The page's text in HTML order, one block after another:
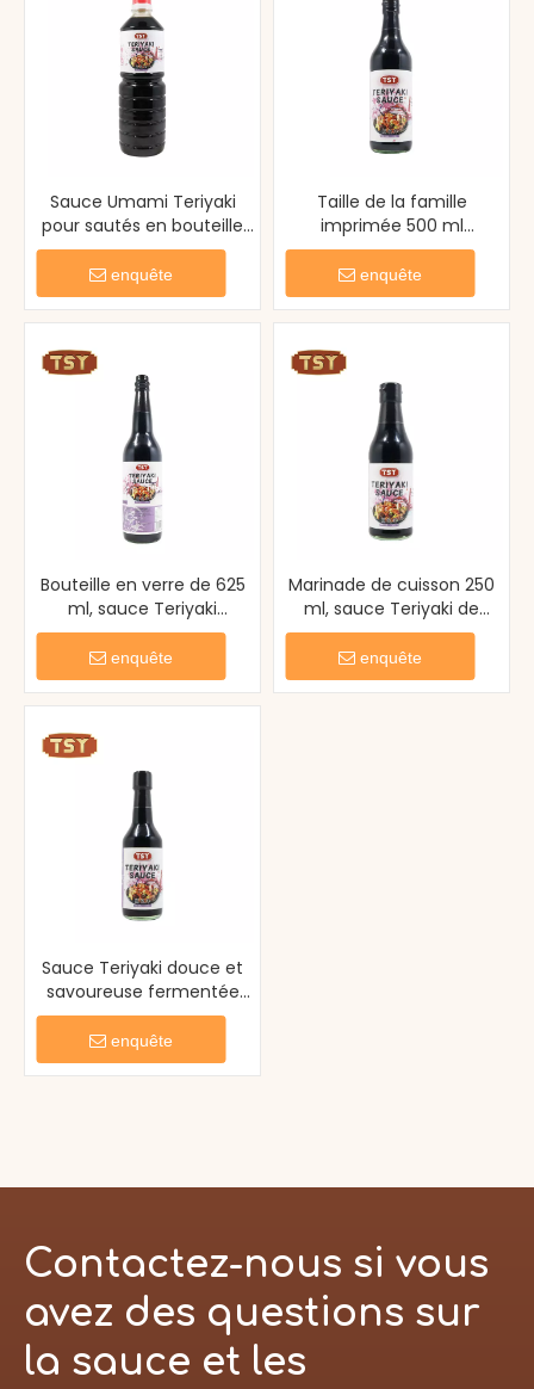
Sauce Umami Teriyaki
pour sautés en bouteille
en plastique de 1 L pour
poulet
enquête
Taille de la famille
imprimée 500 ml
personnalisée Sauce
tériyaki salée abordable
pour le poisson
enquête
Bouteille en verre de 625
ml, sauce Teriyaki
japonaise authentique
pour sauté
enquête
Marinade de cuisson 250
ml, sauce Teriyaki de
qualité supérieure pour la
cuisine japonaise
enquête
Sauce Teriyaki douce et
savoureuse fermentée
naturelle pour
supermarché
enquête
Contactez-nous si vous
avez des questions sur
la sauce et les